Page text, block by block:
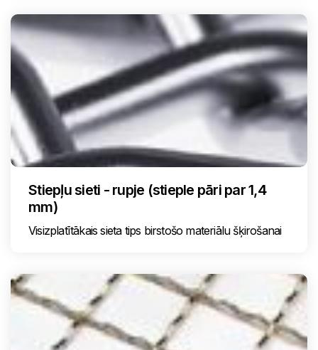
Stiepļu sieti - rupje (stieple pāri par 1,4
mm)
Visizplatītākais sieta tips birstošo materiālu šķirošanai